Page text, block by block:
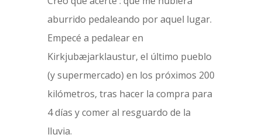
aburrido pedaleando por aquel lugar.
Empecé a pedalear en
Kirkjubæjarklaustur, el último pueblo
(y supermercado) en los próximos 200
kilómetros, tras hacer la compra para
4 días y comer al resguardo de la
lluvia.